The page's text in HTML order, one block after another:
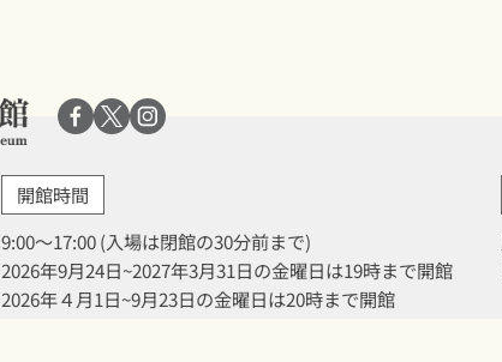
開館時間
9:00～17:00 (入場は閉館の30分前まで)
2026年9月24日~2027年3月31日の金曜日は19時まで開館
2026年４月1日~9月23日の金曜日は20時まで開館